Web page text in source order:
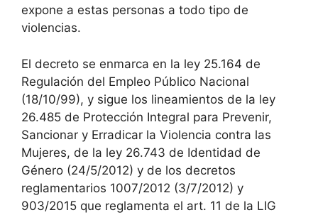
expone a estas personas a todo tipo de
violencias.
El decreto se enmarca en la ley 25.164 de
Regulación del Empleo Público Nacional
(18/10/99), y sigue los lineamientos de la ley
26.485 de Protección Integral para Prevenir,
Sancionar y Erradicar la Violencia contra las
Mujeres, de la ley 26.743 de Identidad de
Género (24/5/2012) y de los decretos
reglamentarios 1007/2012 (3/7/2012) y
903/2015 que reglamenta el art. 11 de la LIG